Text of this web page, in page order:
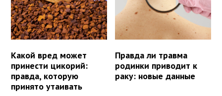
Какой вред может
принести цикорий:
правда, которую
принято утаивать
Правда ли травма
родинки приводит к
раку: новые данные